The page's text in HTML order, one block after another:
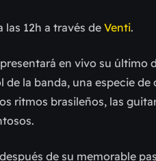
las 12h a través de Venti.
presentará en vivo su último
la banda, una especie de
ritmos brasileños, las
de su memorable